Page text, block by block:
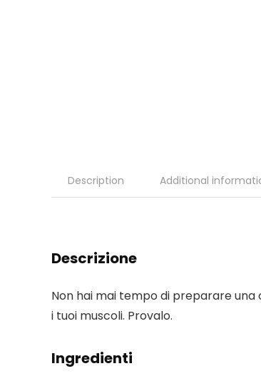
Description Additional
Descrizione
Non hai mai tempo di preparare
i tuoi muscoli. Provalo.
Ingredienti